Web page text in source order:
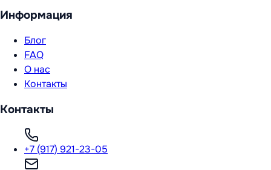
Информация
Блог
FAQ
О нас
Контакты
Контакты
+7 (917) 921-23-05